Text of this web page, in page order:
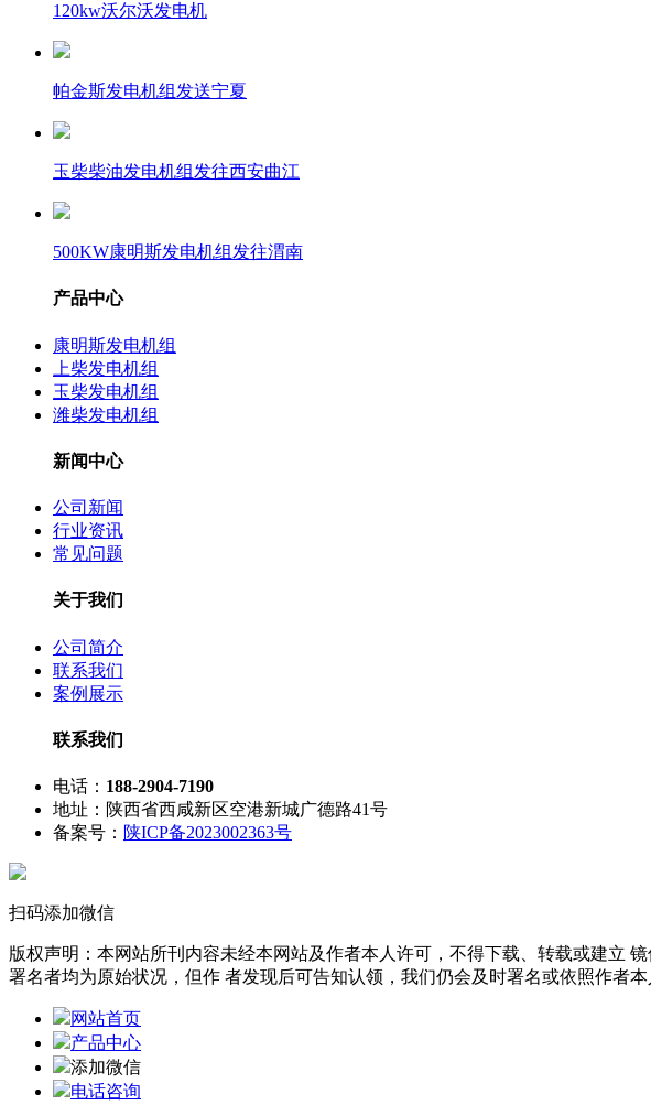
120kw沃尔沃发电机
帕金斯发电机组发送宁夏
玉柴柴油发电机组发往西安曲江
500KW康明斯发电机组发往渭南
产品中心
康明斯发电机组
上柴发电机组
玉柴发电机组
潍柴发电机组
新闻中心
公司新闻
行业资讯
常见问题
关于我们
公司简介
联系我们
案例展示
联系我们
电话： 188-2904-7190
地址：陕西省西咸新区空港新城广德路41号
备案号： 陕ICP备2023002363号
扫码添加微信
版权声明：本网站所刊内容未经本网站及作者本人许可，不得下载、转载或建立
署名者均为原始状况，但作 者发现后可告知认领，我们仍会及时署名或依照作者
网站首页
产品中心
添加微信
电话咨询